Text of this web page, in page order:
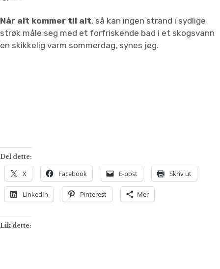
Når alt kommer til alt, så kan ingen strand i sydlige
strøk måle seg med et forfriskende bad i et skogsvann
en skikkelig varm sommerdag, synes jeg.
Del dette:
X Facebook E-post Skriv ut
LinkedIn Pinterest Mer
Lik dette: